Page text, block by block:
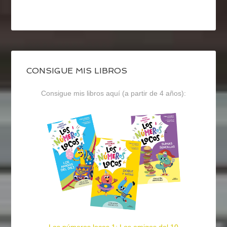
CONSIGUE MIS LIBROS
Consigue mis libros aquí (a partir de 4 años):